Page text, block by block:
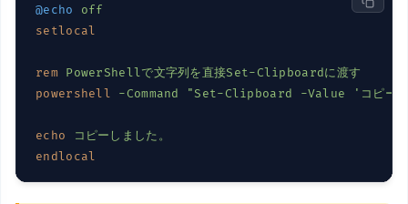
@echo
off
setlocal
rem
PowerShellで文字列を直接Set-Clipboardに渡す
powershell
-Command "Set-Clipboard -Value 'コピーし
echo
コピーしました。
endlocal